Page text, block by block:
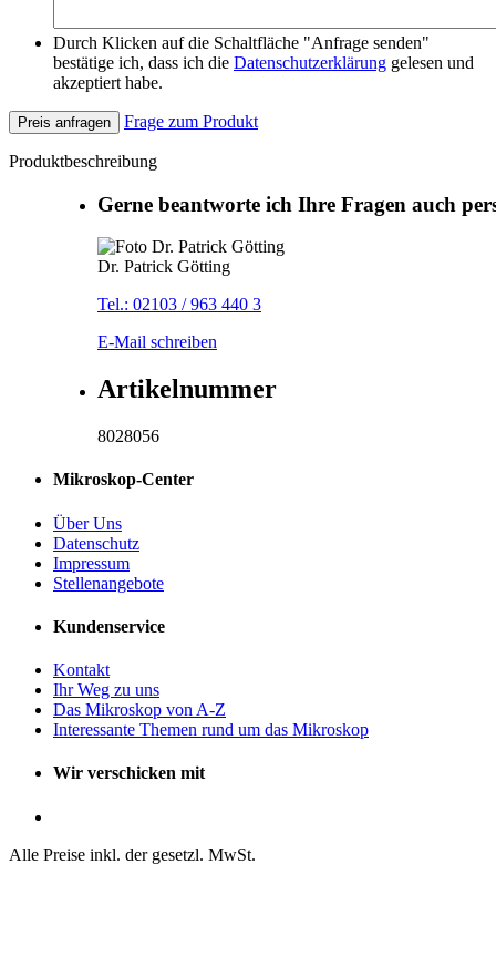
Durch Klicken auf die Schaltfläche "Anfrage senden"
bestätige ich, dass ich die Datenschutzerklärung gelesen und
akzeptiert habe.
Preis anfragen Frage zum Produkt
Produktbeschreibung
Gerne beantworte ich Ihre Fragen auch
Dr. Patrick Götting
Tel.: 02103 / 963 440 3
E-Mail schreiben
Artikelnummer
8028056
Mikroskop-Center
Über Uns
Datenschutz
Impressum
Stellenangebote
Kundenservice
Kontakt
Ihr Weg zu uns
Das Mikroskop von A-Z
Interessante Themen rund um das Mikroskop
Wir verschicken mit
Alle Preise inkl. der gesetzl. MwSt.